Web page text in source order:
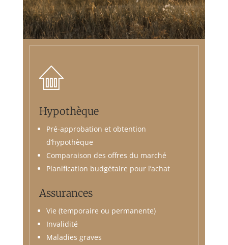
Hypothèque
Pré-approbation et obtention
d’hypothèque
Comparaison des offres du marché
Planification budgétaire pour l’achat
Assurances
Vie (temporaire ou permanente)
Invalidité
Maladies graves